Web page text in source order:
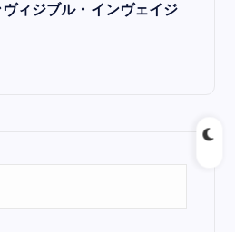
ヴィジブル・インヴェイジ